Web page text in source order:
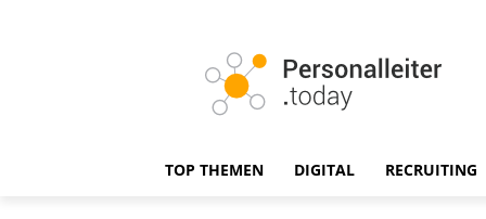
TOP THEMEN DIGITAL RECRUITING